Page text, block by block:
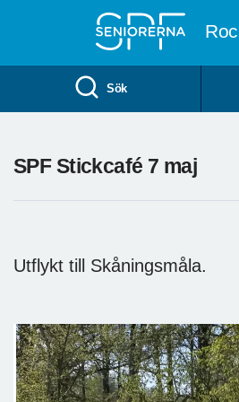
Sök
SPF Stickcafé 7 maj
Utflykt till Skåningsmåla.